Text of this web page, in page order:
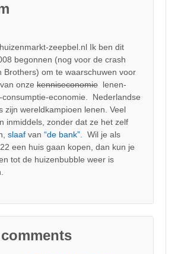
zeepbel.nl Ik ben dit
begonnen (nog voor de crash
Brothers) om te waarschuwen voor
onze kenniseconomie lenen-
consumptie-economie. Nederlandse
zijn wereldkampioen lenen. Veel
inmiddels, zonder dat ze het zelf
slaaf van “de bank”.
Wil je als
een huis gaan kopen, dan kun je
tot de huizenbubble weer is